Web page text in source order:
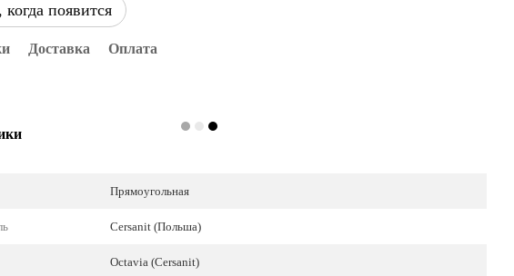
появится
Доставка Оплата
Прямоугольная
Cersanit (Польша)
Octavia (Cersanit)